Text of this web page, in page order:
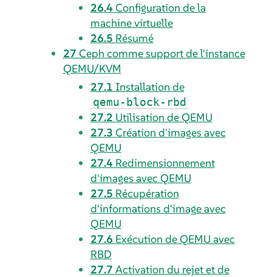
26.4Configuration de la
machine virtuelle
26.5 Résumé
27 Ceph comme support de l'instance
QEMU/KVM
27.1 Installation de
qemu-block-rbd
27.2 Utilisation de QEMU
27.3 Création d'images avec
QEMU
27.4 Redimensionnement
d'images avec QEMU
27.5 Récupération
d'informations d'image avec
QEMU
27.6 Exécution de QEMU avec
RBD
27.7 Activation du rejet et de